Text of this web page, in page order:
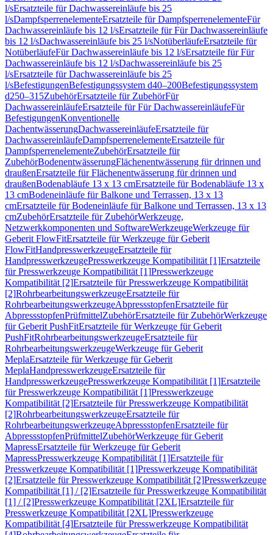
l/sErsatzteile für Dachwassereinläufe bis 25
l/sDampfsperrenelementeErsatzteile für DampfsperrenelementeFür
Dachwassereinläufe bis 12 l/sErsatzteile für Für Dachwassereinläufe
bis 12 l/sDachwassereinläufe bis 25 l/sNotüberläufeErsatzteile für
NotüberläufeFür Dachwassereinläufe bis 12 l/sErsatzteile für Für
Dachwassereinläufe bis 12 l/sDachwassereinläufe bis 25
l/sErsatzteile für Dachwassereinläufe bis 25
l/sBefestigungenBefestigungssystem d40–200Befestigungssystem
d250–315ZubehörErsatzteile für ZubehörFür
DachwassereinläufeErsatzteile für Für DachwassereinläufeFür
BefestigungenKonventionelle
DachentwässerungDachwassereinläufeErsatzteile für
DachwassereinläufeDampfsperrenelementeErsatzteile für
DampfsperrenelementeZubehörErsatzteile für
ZubehörBodenentwässerungFlächenentwässerung für drinnen und
draußenErsatzteile für Flächenentwässerung für drinnen und
draußenBodenabläufe 13 x 13 cmErsatzteile für Bodenabläufe 13 x
13 cmBodeneinläufe für Balkone und Terrassen, 13 x 13
cmErsatzteile für Bodeneinläufe für Balkone und Terrassen, 13 x 13
cmZubehörErsatzteile für ZubehörWerkzeuge,
Netzwerkkomponenten und SoftwareWerkzeugeWerkzeuge für
Geberit FlowFitErsatzteile für Werkzeuge für Geberit
FlowFitHandpresswerkzeugeErsatzteile für
HandpresswerkzeugePresswerkzeuge Kompatibilität [1]Ersatzteile
für Presswerkzeuge Kompatibilität [1]Presswerkzeuge
Kompatibilität [2]Ersatzteile für Presswerkzeuge Kompatibilität
[2]RohrbearbeitungswerkzeugeErsatzteile für
RohrbearbeitungswerkzeugeAbpressstopfenErsatzteile für
AbpressstopfenPrüfmittelZubehörErsatzteile für ZubehörWerkzeuge
für Geberit PushFitErsatzteile für Werkzeuge für Geberit
PushFitRohrbearbeitungswerkzeugeErsatzteile für
RohrbearbeitungswerkzeugeWerkzeuge für Geberit
MeplaErsatzteile für Werkzeuge für Geberit
MeplaHandpresswerkzeugeErsatzteile für
HandpresswerkzeugePresswerkzeuge Kompatibilität [1]Ersatzteile
für Presswerkzeuge Kompatibilität [1]Presswerkzeuge
Kompatibilität [2]Ersatzteile für Presswerkzeuge Kompatibilität
[2]RohrbearbeitungswerkzeugeErsatzteile für
RohrbearbeitungswerkzeugeAbpressstopfenErsatzteile für
AbpressstopfenPrüfmittelZubehörWerkzeuge für Geberit
MapressErsatzteile für Werkzeuge für Geberit
MapressPresswerkzeuge Kompatibilität [1]Ersatzteile für
Presswerkzeuge Kompatibilität [1]Presswerkzeuge Kompatibilität
[2]Ersatzteile für Presswerkzeuge Kompatibilität [2]Presswerkzeuge
Kompatibilität [1] / [2]Ersatzteile für Presswerkzeuge Kompatibilität
[1] / [2]Presswerkzeuge Kompatibilität [2XL]Ersatzteile für
Presswerkzeuge Kompatibilität [2XL]Presswerkzeuge
Kompatibilität [4]Ersatzteile für Presswerkzeuge Kompatibilität